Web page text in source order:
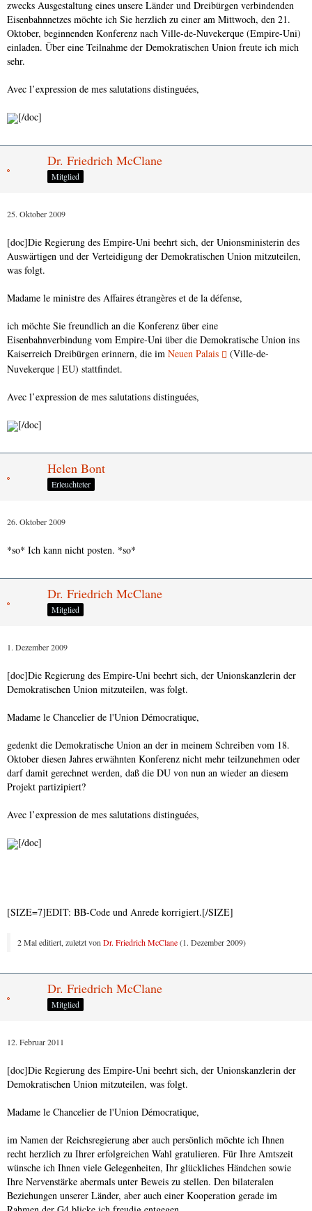
zwecks Ausgestaltung eines unsere Länder und Dreibürgen verbindenden
Eisenbahnnetzes möchte ich Sie herzlich zu einer am Mittwoch, den 21.
Oktober, beginnenden Konferenz nach Ville-de-Nuvekerque (Empire-Uni)
einladen. Über eine Teilnahme der Demokratischen Union freute ich mich
sehr.
Avec l’expression de mes salutations distinguées,
[/doc]
Dr. Friedrich McClane
Mitglied
25. Oktober 2009
[doc]Die Regierung des Empire-Uni beehrt sich, der Unionsministerin des
Auswärtigen und der Verteidigung der Demokratischen Union mitzuteilen,
was folgt.
Madame le ministre des Affaires étrangères et de la défense,
ich möchte Sie freundlich an die Konferenz über eine
Eisenbahnverbindung vom Empire-Uni über die Demokratische Union ins
Kaiserreich Dreibürgen erinnern, die im Neuen Palais
(Ville-de-
Nuvekerque | EU) stattfindet.
Avec l’expression de mes salutations distinguées,
[/doc]
Helen Bont
Erleuchteter
26. Oktober 2009
*so* Ich kann nicht posten. *so*
Dr. Friedrich McClane
Mitglied
1. Dezember 2009
[doc]Die Regierung des Empire-Uni beehrt sich, der Unionskanzlerin der
Demokratischen Union mitzuteilen, was folgt.
Madame le Chancelier de l'Union Démocratique,
gedenkt die Demokratische Union an der in meinem Schreiben vom 18.
Oktober diesen Jahres erwähnten Konferenz nicht mehr teilzunehmen oder
darf damit gerechnet werden, daß die DU von nun an wieder an diesem
Projekt partizipiert?
Avec l’expression de mes salutations distinguées,
[/doc]
[SIZE=7]EDIT: BB-Code und Anrede korrigiert.[/SIZE]
2 Mal editiert, zuletzt von Dr. Friedrich McClane(1. Dezember 2009)
Dr. Friedrich McClane
Mitglied
12. Februar 2011
[doc]Die Regierung des Empire-Uni beehrt sich, der Unionskanzlerin der
Demokratischen Union mitzuteilen, was folgt.
Madame le Chancelier de l'Union Démocratique,
im Namen der Reichsregierung aber auch persönlich möchte ich Ihnen
recht herzlich zu Ihrer erfolgreichen Wahl gratulieren. Für Ihre Amtszeit
wünsche ich Ihnen viele Gelegenheiten, Ihr glückliches Händchen sowie
Ihre Nervenstärke abermals unter Beweis zu stellen. Den bilateralen
Beziehungen unserer Länder, aber auch einer Kooperation gerade im